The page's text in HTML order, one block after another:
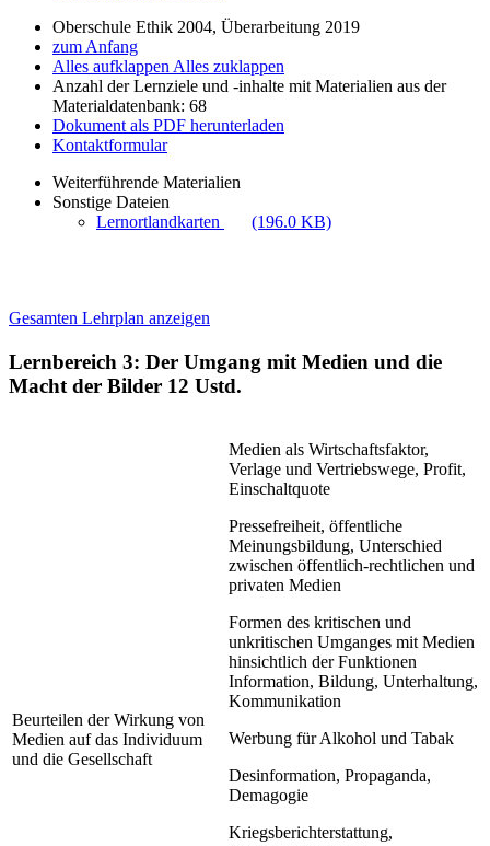
Oberschule Ethik 2004, Überarbeitung 2019
zum Anfang
Alles aufklappen Alles zuklappen
Anzahl der Lernziele und -inhalte mit Materialien aus der
Materialdatenbank: 68
Dokument als PDF herunterladen
Kontaktformular
Weiterführende Materialien
Sonstige Dateien
Lernortlandkarten
(196.0 KB)
Gesamten Lehrplan anzeigen
Lernbereich 3: Der Umgang mit Medien und die
Macht der Bilder 12 Ustd.
Beurteilen der Wirkung von
Medien auf das Individuum
und die Gesellschaft
Medien als Wirtschaftsfaktor,
Verlage und Vertriebswege, Profit,
Einschaltquote
Pressefreiheit, öffentliche
Meinungsbildung, Unterschied
zwischen öffentlich-rechtlichen und
privaten Medien
Formen des kritischen und
unkritischen Umganges mit Medien
hinsichtlich der Funktionen
Information, Bildung, Unterhaltung,
Kommunikation
Werbung für Alkohol und Tabak
Desinformation, Propaganda,
Demagogie
Kriegsberichterstattung,